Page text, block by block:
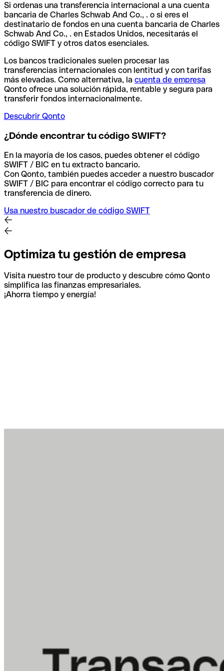
Si ordenas una transferencia internacional a una cuenta
bancaria de Charles Schwab And Co., . o si eres el
destinatario de fondos en una cuenta bancaria de Charles
Schwab And Co., . en Estados Unidos, necesitarás el
código SWIFT y otros datos esenciales.
Los bancos tradicionales suelen procesar las
transferencias internacionales con lentitud y con tarifas
más elevadas. Como alternativa, la cuenta de empresa
Qonto ofrece una solución rápida, rentable y segura para
transferir fondos internacionalmente.
Descubrir Qonto
¿Dónde encontrar tu código SWIFT?
En la mayoría de los casos, puedes obtener el código
SWIFT / BIC en tu extracto bancario.
Con Qonto, también puedes acceder a nuestro buscador
SWIFT / BIC para encontrar el código correcto para tu
transferencia de dinero.
Usa nuestro buscador de código SWIFT
Optimiza tu gestión de empresa
Visita nuestro tour de producto y descubre cómo Qonto
simplifica las finanzas empresariales.
¡Ahorra tiempo y energía!